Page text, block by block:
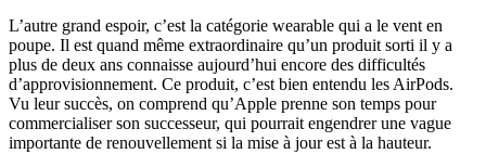
L’autre grand espoir, c’est la catégorie wearable qui a le vent en
poupe. Il est quand même extraordinaire qu’un produit sorti il y a
plus de deux ans connaisse aujourd’hui encore des difficultés
d’approvisionnement. Ce produit, c’est bien entendu les AirPods.
Vu leur succès, on comprend qu’Apple prenne son temps pour
commercialiser son successeur, qui pourrait engendrer une vague
importante de renouvellement si la mise à jour est à la hauteur.